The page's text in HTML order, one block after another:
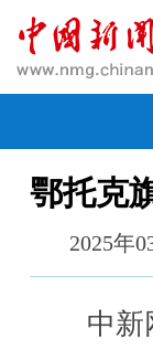
鄂托克
2025年
中新网